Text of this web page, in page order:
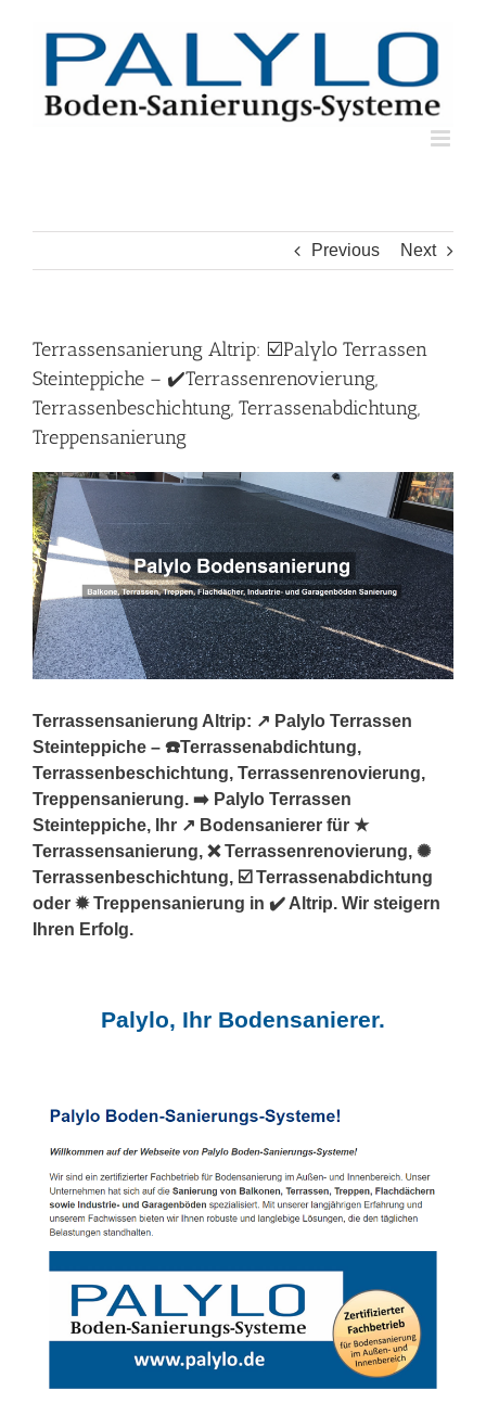
Previous Next
Terrassensanierung Altrip: ☑️Palylo Terrassen
Steinteppiche – ✔️Terrassenrenovierung,
Terrassenbeschichtung, Terrassenabdichtung,
Treppensanierung
Terrassensanierung Altrip: ↗️ Palylo Terrassen
Steinteppiche – ☎️Terrassenabdichtung,
Terrassenbeschichtung, Terrassenrenovierung,
Treppensanierung. ➡️ Palylo Terrassen
Steinteppiche, Ihr ↗️ Bodensanierer für ★
Terrassensanierung, ❌ Terrassenrenovierung, ✺
Terrassenbeschichtung, ☑️ Terrassenabdichtung
oder ✹ Treppensanierung in ✔️ Altrip. Wir steigern
Ihren Erfolg.
Palylo, Ihr Bodensanierer.